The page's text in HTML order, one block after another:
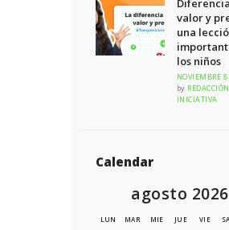
valor y
una
los niños
NOVIEMBRE
by
INICIATIVA
Calendar
agosto 2026
LUN MAR MIE JUE VIE